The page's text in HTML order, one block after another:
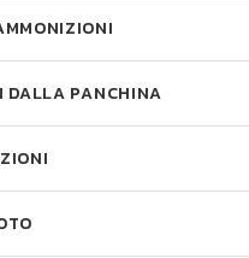
DALLA PANCHINA